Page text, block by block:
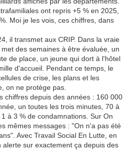
ont repris +5 % en 2025,
Moi je les vois, ces chiffres, dans
il transmet aux CRIP. Dans la vraie
des semaines à être évaluée, un
de place, un jeune qui dort à l'hôtel
d'accueil. Pendant ce temps, le
de crise, les plans et les
on ne protège pas.
chiffres depuis des années : 160 000
un toutes les trois minutes, 70 à
à 3 % de condamnations. Sur On
mêmes messages : "On n'a pas été
Avec Travail Social En Lutte, en
sur exactement ça depuis des